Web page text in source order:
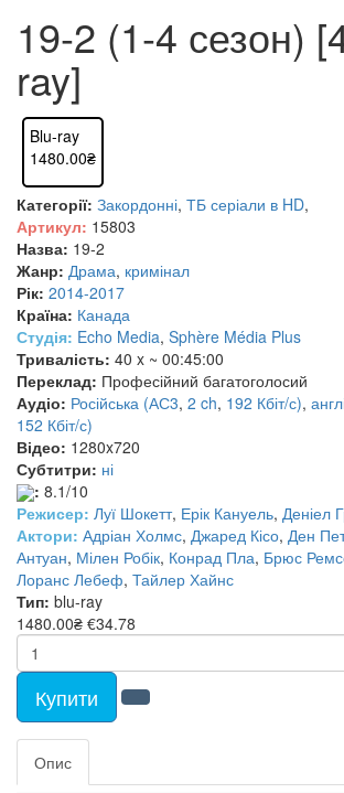
19-2 (1-4 сезон)
ray]
Blu-ray
1480.00₴
Категорії: Закордонні, ТБ серіали в HD,
Артикул: 15803
Назва: 19-2
Жанр: Драма, кримінал
Рік: 2014-2017
Країна: Канада
Студія: Echo Media, Sphère Média Plus
Тривалість: 40 x ~ 00:45:00
Переклад: Професійний багатоголосий
Аудіо: Російська (АС3, 2 ch, 192 Кбіт/с),
152 Кбіт/с)
Відео: 1280x720
Субтитри: ні
: 8.1/10
Режисер: Луї Шокетт, Ерік Кануель, Деніел
Актори: Адріан Холмс, Джаред Кісо, Ден
Антуан, Мілен Робік, Конрад Пла, Брюс
Лоранс Лебеф, Тайлер Хайнс
Тип: blu-ray
1480.00₴ €34.78
Купити
Опис